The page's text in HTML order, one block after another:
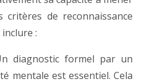
critères de reconnaissance
:
diagnostic formel par un
mentale est essentiel. Cela